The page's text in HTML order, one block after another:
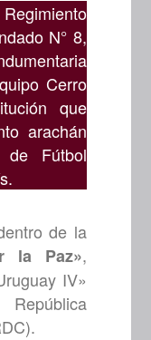
N° 8,
Cerro
que
arachán
Fútbol
de la
la Paz»,
IV»